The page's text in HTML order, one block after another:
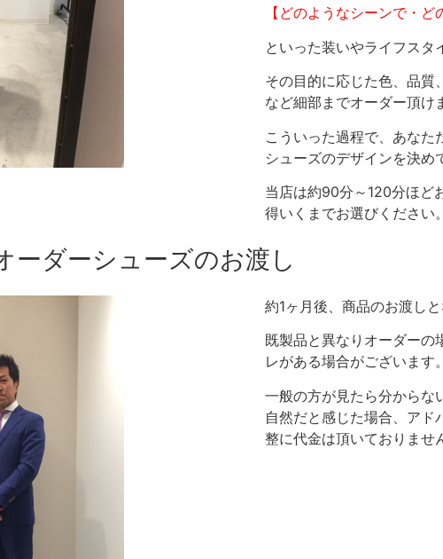
【どのようなシーンで・
といった装いやライフスタ
その目的に応じた色、品質
など細部までオーダー頂け
こういった過程で、あなた
シューズのデザインを決め
当店は約90分～120分ほど
得いくまでお選びください。
ーダーシューズのお渡し
約1ヶ月後、商品のお渡しと
既製品と異なりオーダーの
レがある場合がございます。
一般の方が見たら分からな
自然だと感じた場合、アド
整に代金は頂いておりませ